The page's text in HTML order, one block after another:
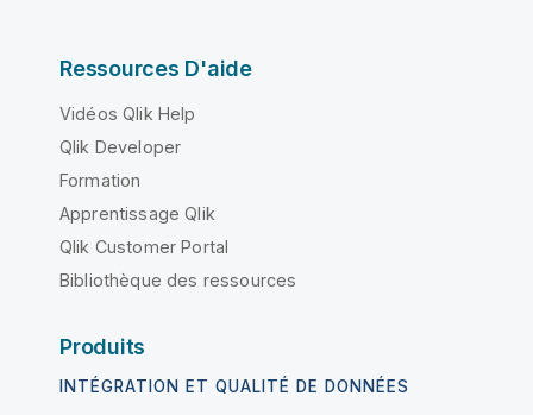
Ressources D'aide
Vidéos Qlik Help
Qlik Developer
Formation
Apprentissage Qlik
Qlik Customer Portal
Bibliothèque des ressources
Produits
INTÉGRATION ET QUALITÉ DE DONNÉES